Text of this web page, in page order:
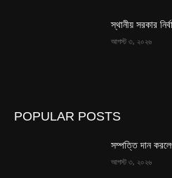
স্থানীয় সরকার
আগস্ট ৩, ২০২৬
POPULAR POSTS
সম্পত্তি দান
আগস্ট ৩, ২০২৬